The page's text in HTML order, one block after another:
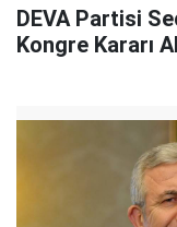
DEVA Partisi
Kongre Kararı